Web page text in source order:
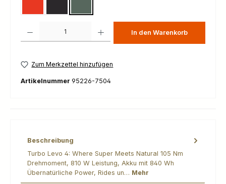
In den Warenkorb
Zum Merkzettel hinzufügen
Artikelnummer 95226-7504
Beschreibung
Turbo Levo 4: Where Super Meets Natural 105 Nm
Drehmoment, 810 W Leistung, Akku mit 840 Wh
Übernatürliche Power, Rides un… Mehr